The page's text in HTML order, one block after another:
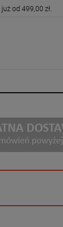
już od 499,00 zł.